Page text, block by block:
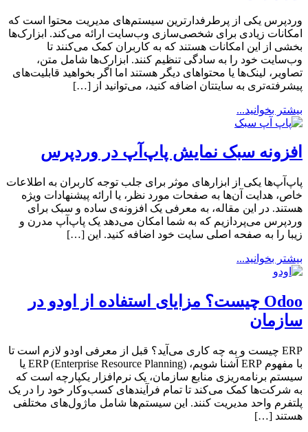
وردپرس یکی از پرطرفدارترین سیستم‌های مدیریت محتوا است که
امکانات زیادی برای شخصی‌سازی وب‌سایت ارائه می‌کند. ابزارک‌ها
بخشی از این امکانات هستند که به کاربران کمک می‌کنند تا
وب‌سایت خود را به سادگی تنظیم کنند. ابزارک‌ها شامل متن،
تصاویر، لینک‌ها یا محتواهای دیگر هستند اما اگر بخواهید قابلیت‌های
پیشرفته‌تری به سایتتان اضافه کنید، می‌توانید از […]
بیشتر بخوانید...
افزونه سبک نمایش پاپ‌آپ در وردپرس
پاپ‌آپ‌ها یکی از ابزارهای موثر برای جلب توجه کاربران به اطلاعات
خاص، هدایت آن‌ها به صفحات مورد نظر، یا ارائه پیشنهادات ویژه
هستند. در این مقاله، به معرفی یک افزونه‌ی ساده و سبک برای
وردپرس می‌پردازیم که به شما امکان می‌دهد یک پاپ‌آپ مدرن و
زیبا را به صفحه اصلی سایت خود اضافه کنید. این […]
بیشتر بخوانید...
Odoo چیست؟ مزایای استفاده از اودو در
سازمان
ERP چیست و به چه کاری می‌آید؟ قبل از معرفی اودو لازم است تا
با مفهوم ERP آشنا شویم، ERP (Enterprise Resource Planning) یا
سیستم برنامه‌ریزی منابع سازمان، یک نرم‌افزار یکپارچه است که
به شرکت‌ها کمک می‌کند تا تمام فرآیندهای کسب‌وکار خود را در یک
پلتفرم واحد مدیریت کنند. این سیستم‌ها شامل ماژول‌های مختلفی
هستند […]